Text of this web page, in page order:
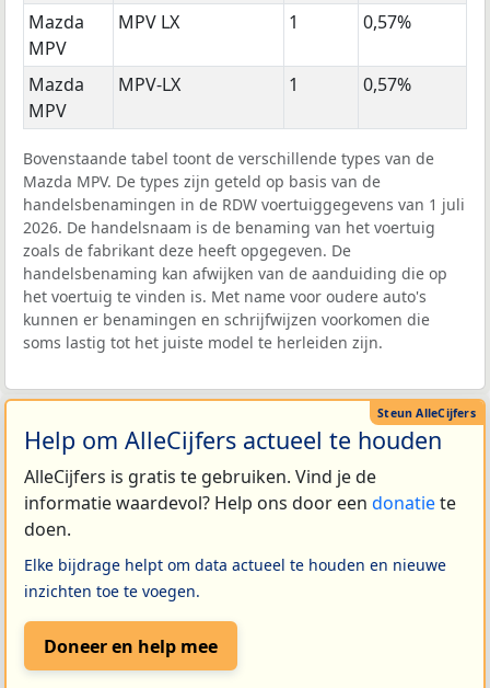
Mazda
MPV
MPV LX 1 0,57%
Mazda
MPV
MPV-LX 1 0,57%
Bovenstaande tabel toont de verschillende types van de
Mazda MPV. De types zijn geteld op basis van de
handelsbenamingen in de RDW voertuiggegevens van 1 juli
2026. De handelsnaam is de benaming van het voertuig
zoals de fabrikant deze heeft opgegeven. De
handelsbenaming kan afwijken van de aanduiding die op
het voertuig te vinden is. Met name voor oudere auto's
kunnen er benamingen en schrijfwijzen voorkomen die
soms lastig tot het juiste model te herleiden zijn.
Help om AlleCijfers actueel te houden
AlleCijfers is gratis te gebruiken. Vind je de
informatie waardevol? Help ons door een donatiete
doen.
Elke bijdrage helpt om data actueel te houden en nieuwe
inzichten toe te voegen.
Doneer en help mee